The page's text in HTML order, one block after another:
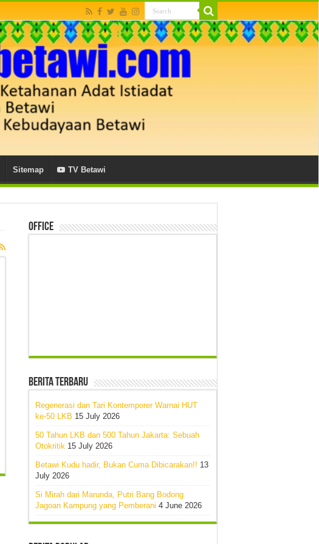
Sitemap TV Betawi
Office
Berita Terbaru
Regenerasi dan Tari Kontemporer Warnai HUT
ke-50 LKB 15 July 2026
50 Tahun LKB dan 500 Tahun Jakarta: Sebuah
Otokritik 15 July 2026
Betawi Kudu hadir, Bukan Cuma Dibicarakan!! 13
July 2026
Si Mirah dari Marunda, Putri Bang Bodong
Jagoan Kampung yang Pemberani 4 June 2026